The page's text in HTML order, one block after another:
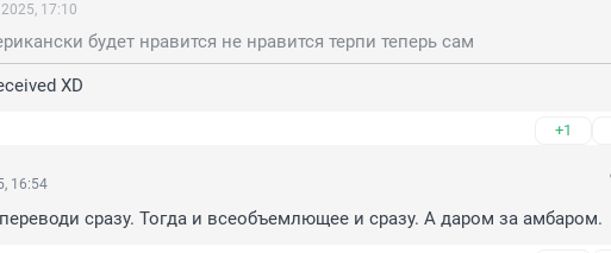
17:10
будет нравится не нравится терпи теперь сам
XD
+1
16:54
сразу. Тогда и всеобъемлющее и сразу. А даром за амбаром.